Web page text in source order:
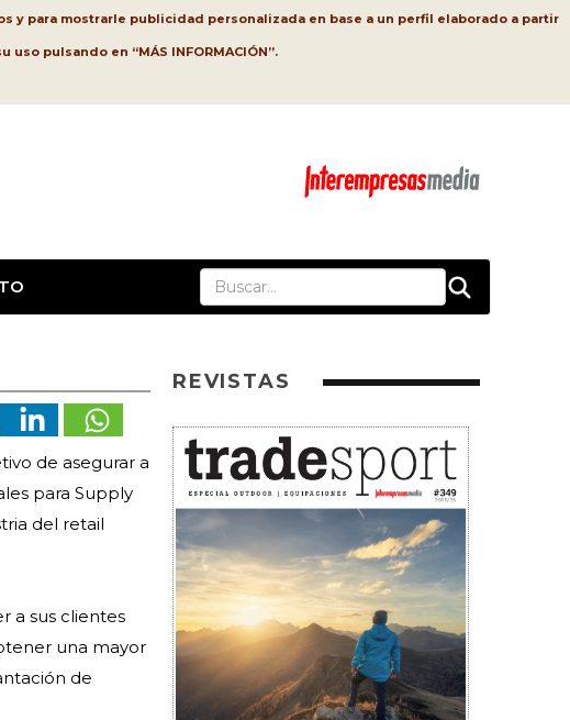
y para mostrarle publicidad personalizada en base a un perfil elaborado a partir
pulsando en “MÁS INFORMACIÓN”.
de asegurar a
para Supply
del retail
a sus clientes
una mayor
de
REVISTAS